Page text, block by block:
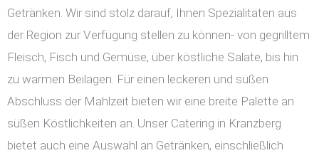
Getränken. Wir sind stolz darauf, Ihnen Spezialitäten aus
der Region zur Verfügung stellen zu können- von gegrilltem
Fleisch, Fisch und Gemüse, über köstliche Salate, bis hin
zu warmen Beilagen. Für einen leckeren und süßen
Abschluss der Mahlzeit bieten wir eine breite Palette an
süßen Köstlichkeiten an. Unser Catering in Kranzberg
bietet auch eine Auswahl an Getränken, einschließlich